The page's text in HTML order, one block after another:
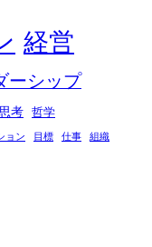
経営
ーシップ
考
哲学
ョン 目標 仕事 組織